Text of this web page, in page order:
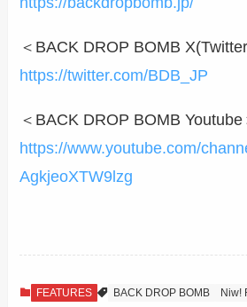
＜BACK DROP BOMB
https://twitter.com/BDB_JP
＜BACK DROP BOMB Youtube
https://www.youtube.com/
AgkjeoXTW9lzg
FEATURES BACK DROP BOMB Niw!